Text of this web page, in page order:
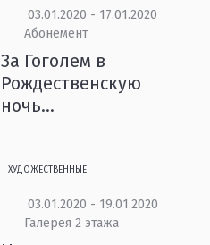
03.01.2020 - 17.01.2020
Абонемент
За Гоголем в
Рождественскую
ночь...
ХУДОЖЕСТВЕННЫЕ
03.01.2020 - 19.01.2020
Галерея 2 этажа